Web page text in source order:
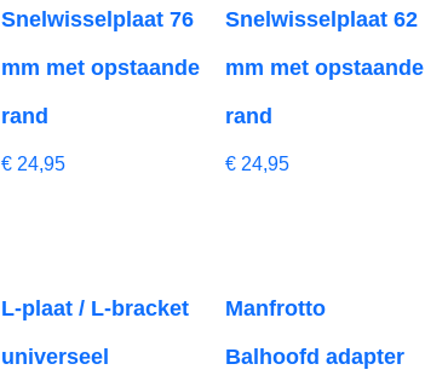
Snelwisselplaat 76
mm met opstaande
rand
€ 24,95
Snelwisselplaat 62
mm met opstaande
rand
€ 24,95
L-plaat / L-bracket
universeel
Manfrotto
Balhoofd adapter